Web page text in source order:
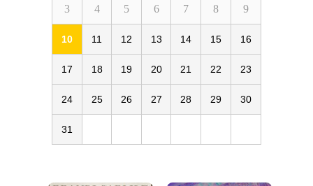
3 4 5 6 7 8 9
10 11 12 13 14 15 16
17 18 19 20 21 22 23
24 25 26 27 28 29 30
31